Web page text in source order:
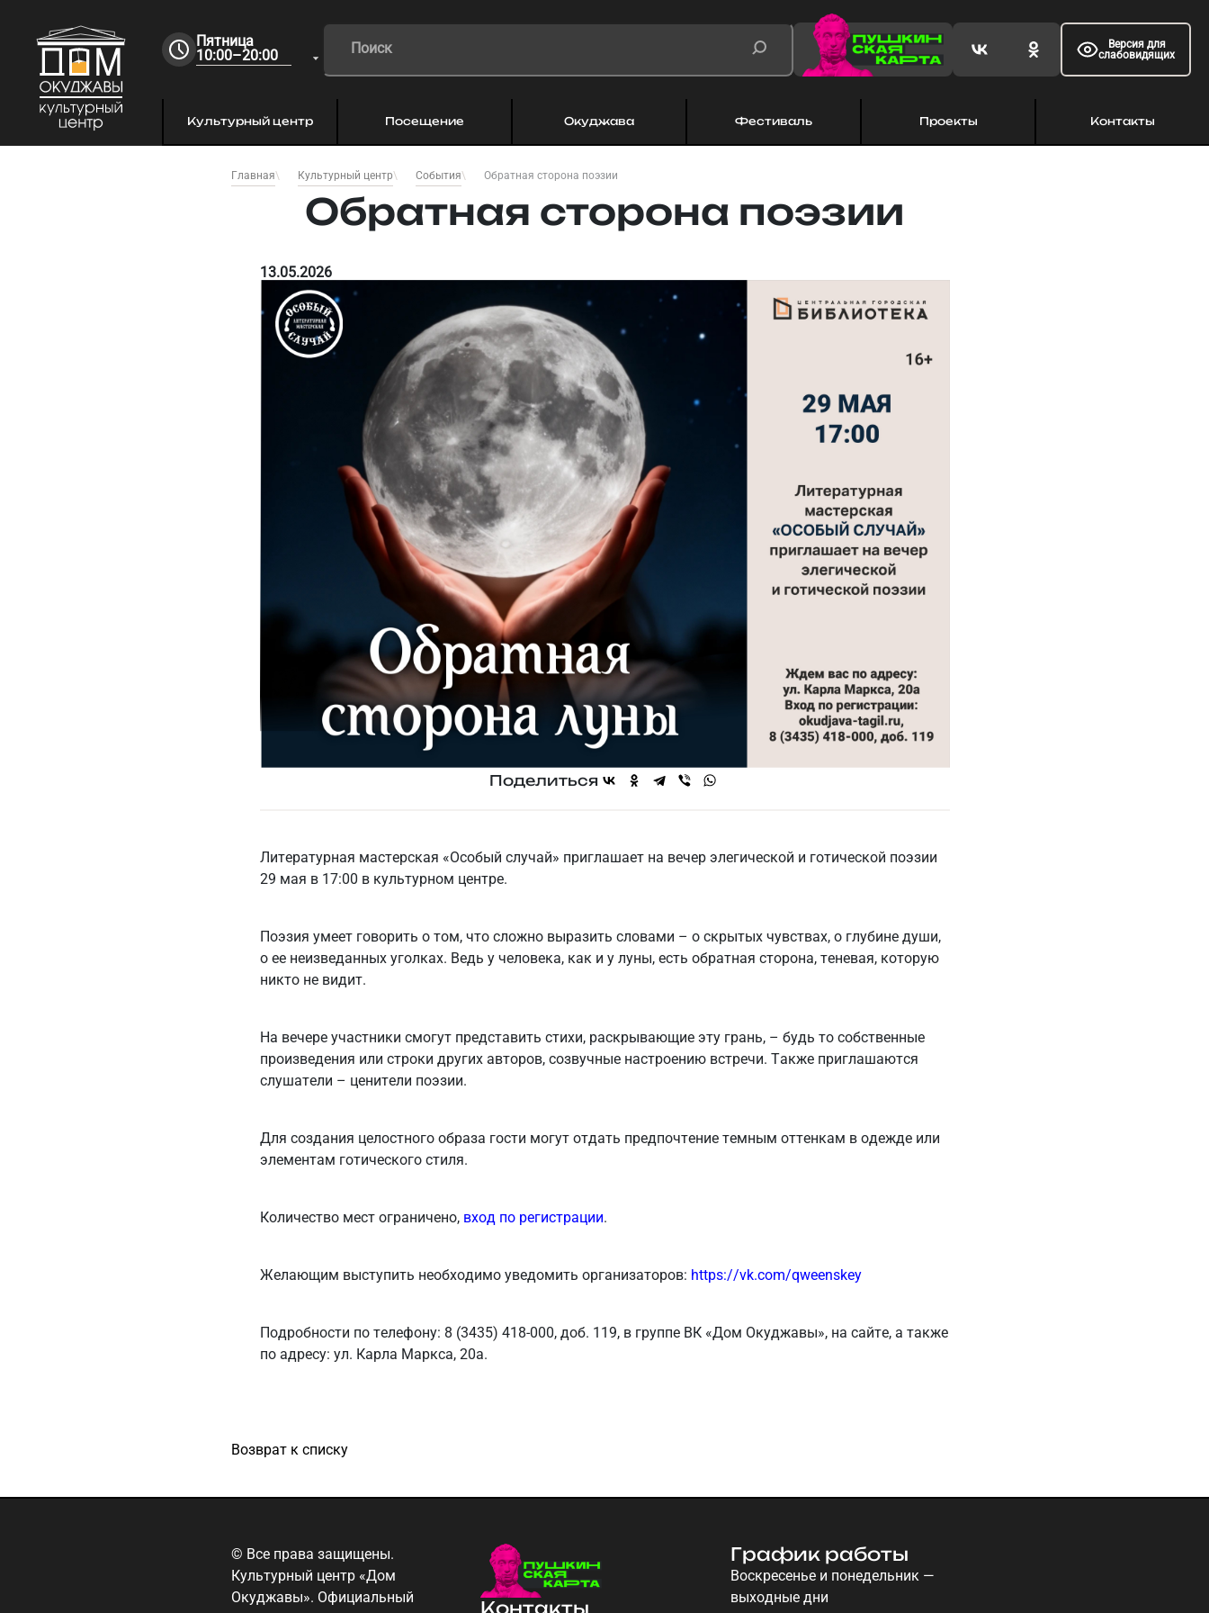
Пятница
10:00–20:00
Версия для
слабовидящих
Культурный центр Посещение Окуджава Фестиваль Проекты Контакты
Главная Культурный центр События Обратная сторона поэзии
Обратная сторона поэзии
13.05.2026
Поделиться
Литературная мастерская «Особый случай» приглашает на вечер элегической и готической поэзии
29 мая в 17:00 в культурном центре.
Поэзия умеет говорить о том, что сложно выразить словами – о скрытых чувствах, о глубине души,
о ее неизведанных уголках. Ведь у человека, как и у луны, есть обратная сторона, теневая, которую
никто не видит.
На вечере участники смогут представить стихи, раскрывающие эту грань, – будь то собственные
произведения или строки других авторов, созвучные настроению встречи. Также приглашаются
слушатели – ценители поэзии.
Для создания целостного образа гости могут отдать предпочтение темным оттенкам в одежде или
элементам готического стиля.
Количество мест ограничено, вход по регистрации.
Желающим выступить необходимо уведомить организаторов: https://vk.com/qweenskey
Подробности по телефону: 8 (3435) 418-000, доб. 119, в группе ВК «Дом Окуджавы», на сайте, а также
по адресу: ул. Карла Маркса, 20а.
Возврат к списку
© Все права защищены.
Культурный центр «Дом
Окуджавы». Официальный
Контакты
График работы
Воскресенье и понедельник —
выходные дни